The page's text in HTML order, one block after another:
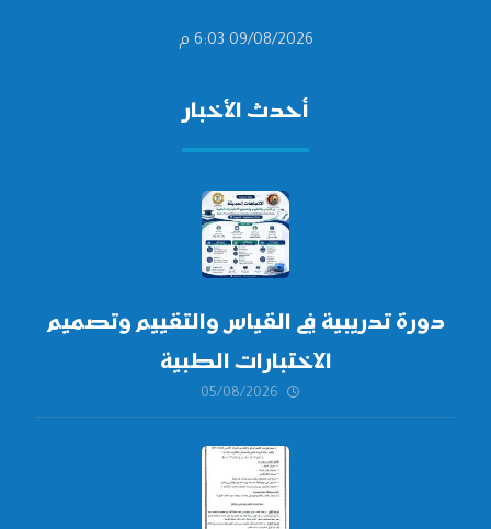
09/08/2026 6:03 م
أحدث الأخبار
دورة تدريبية في القياس والتقييم وتصميم
الاختبارات الطبية
05/08/2026